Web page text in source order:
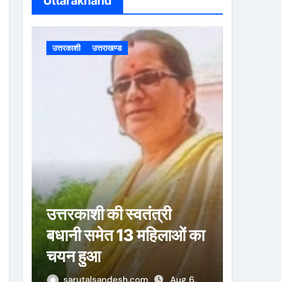
h
उत्तरकाशी उत्तराखण्ड
उत्तरकाशी की स्वतंत्री
बधानी समेत 13 महिलाओं का
चयन हुआ
sarutalsandesh.com
Aug 6,